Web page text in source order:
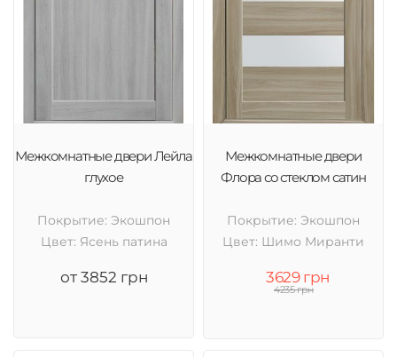
Межкомнатные двери Лейла
глухое
Покрытие: Экошпон
Цвет: Ясень патина
от 3852 грн
Межкомнатные двери
Флора со стеклом сатин
Покрытие: Экошпон
Цвет: Шимо Миранти
3629 грн
4235 грн